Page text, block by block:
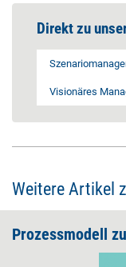
Direkt zu
Visionäres
Weitere Artikel
Prozessmodell